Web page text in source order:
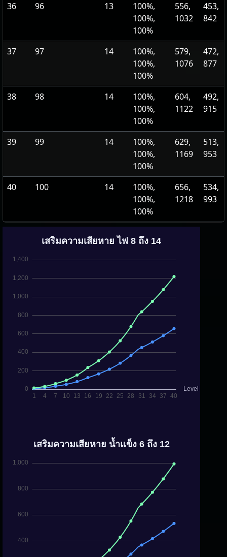
36 96 13
100%,
100%,
100%
556,
1032
453,
842
37 97 14
100%,
100%,
100%
579,
1076
472,
877
38 98 14
100%,
100%,
100%
604,
1122
492,
915
39 99 14
100%,
100%,
100%
629,
1169
513,
953
40 100 14
100%,
100%,
100%
656,
1218
534,
993